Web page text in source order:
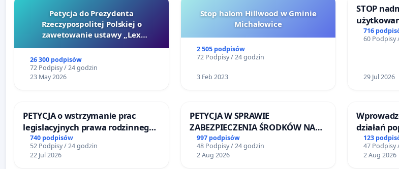
Petycja do Prezydenta
Rzeczypospolitej Polskiej o
zawetowanie ustawy „Lex
26 300 podpisów
72 Podpisy / 24 godzin
23 May 2026
Stop halom Hillwood w Gminie
Michałowice
2 505 podpisów
72 Podpisy / 24 godzin
3 Feb 2023
STOP
ogrody
716
60 Podpisy
29 Jul 2026
PETYCJA o wstrzymanie prac
legislacyjnych prawa rodzinnego
narażających ofiary przemocy
740 podpisów
52 Podpisy / 24 godzin
22 Jul 2026
PETYCJA W SPRAWIE
ZABEZPIECZENIA ŚRODKÓW NA
FUNKCJONOWANIE SCHRONISKA
DLA BEZDOMNYCH ZWIERZĄT W
SKARYSZEWIE
997 podpisów
48 Podpisy / 24 godzin
2 Aug 2026
działań
123
47 Podpisy
2 Aug 2026